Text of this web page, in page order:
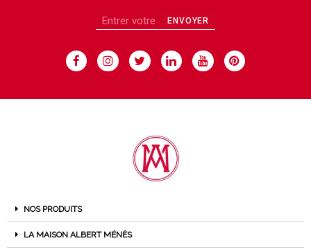
ENVOYER
NOS PRODUITS
LA MAISON ALBERT MÉNÈS